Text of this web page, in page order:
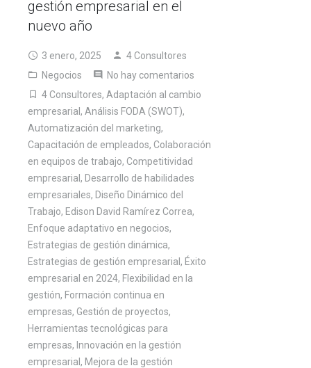
gestión empresarial en el
nuevo año
3 enero, 2025
4 Consultores
Negocios
No hay comentarios
4 Consultores, Adaptación al cambio
empresarial, Análisis FODA (SWOT),
Automatización del marketing,
Capacitación de empleados, Colaboración
en equipos de trabajo, Competitividad
empresarial, Desarrollo de habilidades
empresariales, Diseño Dinámico del
Trabajo, Edison David Ramírez Correa,
Enfoque adaptativo en negocios,
Estrategias de gestión dinámica,
Estrategias de gestión empresarial, Éxito
empresarial en 2024, Flexibilidad en la
gestión, Formación continua en
empresas, Gestión de proyectos,
Herramientas tecnológicas para
empresas, Innovación en la gestión
empresarial, Mejora de la gestión